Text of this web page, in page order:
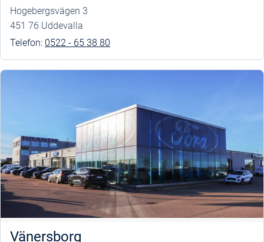
Hogebergsvägen 3
451 76 Uddevalla
Telefon: 0522 - 65 38 80
Vänersborg